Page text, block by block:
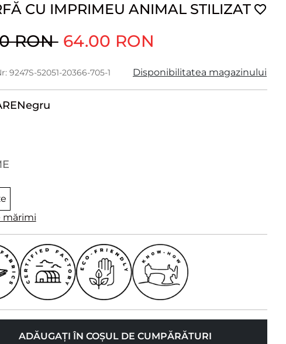
CU IMPRIMEU ANIMAL STILIZAT
RON 64.00 RON
9247S-52051-20366-705-1 Disponibilitatea magazinului
Negru
mărimi
ADĂUGAȚI ÎN COȘUL DE CUMPĂRĂTURI